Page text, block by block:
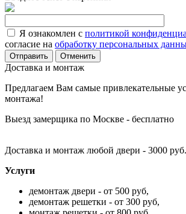
Я ознакомлен с политикой
согласие на обработку персональных
Отменить
Доставка и монтаж
Предлагаем Вам самые привлекательные
монтажа!
Выезд замерщика по Москве - бесплатно
Доставка и монтаж любой двери - 3000 руб.
Услуги
демонтаж двери - от 500 руб,
демонтаж решетки - от 300 руб,